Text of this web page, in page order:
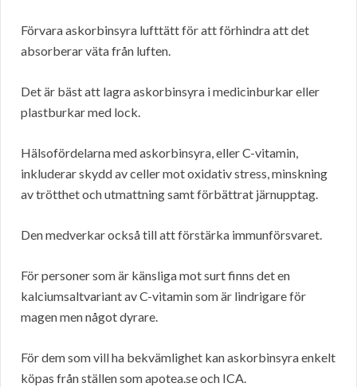
Förvara askorbinsyra lufttätt för att förhindra att det
absorberar väta från luften.
Det är bäst att lagra askorbinsyra i medicinburkar eller
plastburkar med lock.
Hälsofördelarna med askorbinsyra, eller C-vitamin,
inkluderar skydd av celler mot oxidativ stress, minskning
av trötthet och utmattning samt förbättrat järnupptag.
Den medverkar också till att förstärka immunförsvaret.
För personer som är känsliga mot surt finns det en
kalciumsaltvariant av C-vitamin som är lindrigare för
magen men något dyrare.
För dem som vill ha bekvämlighet kan askorbinsyra enkelt
köpas från ställen som apotea.se och ICA.